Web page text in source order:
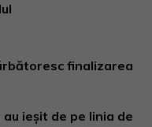
finalizarea
ieșit de pe linia de